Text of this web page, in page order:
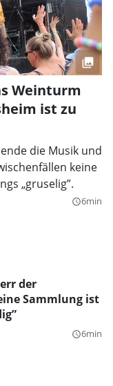
Weinturm
ist zu
die Musik und
keine
„gruselig”.
query_builder6min
der
Sammlung ist
query_builder6min